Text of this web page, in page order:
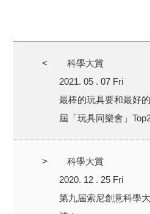
<
科學大賞
2021. 05 . 07 Fri
最棒的玩具要和最好
屆「玩具同樂會」
>
科學大賞
2020. 12 . 25 Fri
第九屆索尼創意科學